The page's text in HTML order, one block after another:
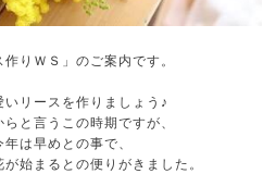
りＷＳ」のご案内です。
リースを作りましょう♪
と言うこの時期ですが、
は早めとの事で、
始まるとの便りがきました。